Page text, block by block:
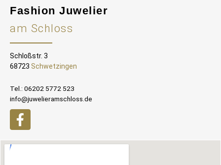
Fashion Juwelier
am Schloss
Schloßstr. 3
68723 Schwetzingen
Tel.: 06202 5772 523
info@juwelieramschloss.de